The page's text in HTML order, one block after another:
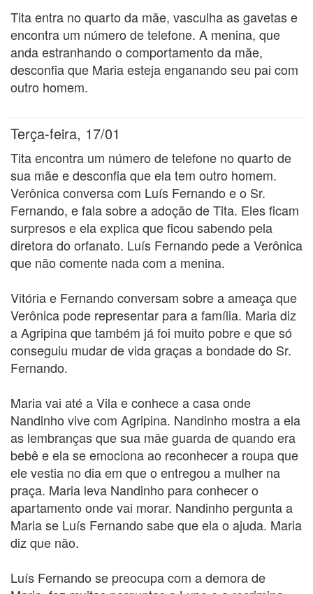
Tita entra no quarto da mãe, vasculha as gavetas e
encontra um número de telefone. A menina, que
anda estranhando o comportamento da mãe,
desconfia que Maria esteja enganando seu pai com
outro homem.
Terça-feira, 17/01
Tita encontra um número de telefone no quarto de
sua mãe e desconfia que ela tem outro homem.
Verônica conversa com Luís Fernando e o Sr.
Fernando, e fala sobre a adoção de Tita. Eles ficam
surpresos e ela explica que ficou sabendo pela
diretora do orfanato. Luís Fernando pede a Verônica
que não comente nada com a menina.
Vitória e Fernando conversam sobre a ameaça que
Verônica pode representar para a família. Maria diz
a Agripina que também já foi muito pobre e que só
conseguiu mudar de vida graças a bondade do Sr.
Fernando.
Maria vai até a Vila e conhece a casa onde
Nandinho vive com Agripina. Nandinho mostra a ela
as lembranças que sua mãe guarda de quando era
bebê e ela se emociona ao reconhecer a roupa que
ele vestia no dia em que o entregou a mulher na
praça. Maria leva Nandinho para conhecer o
apartamento onde vai morar. Nandinho pergunta a
Maria se Luís Fernando sabe que ela o ajuda. Maria
diz que não.
Luís Fernando se preocupa com a demora de